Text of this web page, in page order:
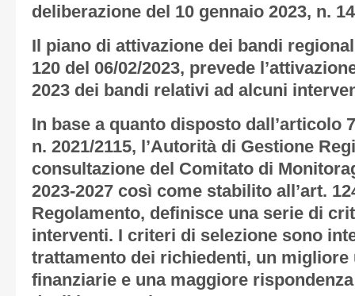
deliberazione del 10 gennaio 2023, n.
Il piano di attivazione dei bandi
120 del 06/02/2023, prevede
2023 dei bandi relativi ad alcuni
In base a quanto disposto dall’articolo
n. 2021/2115, l’Autorità di Gestione
consultazione del Comitato di
2023-2027 così come stabilito all’art.
Regolamento, definisce una serie di
interventi. I criteri di selezione sono
trattamento dei richiedenti, un
finanziarie e una maggiore